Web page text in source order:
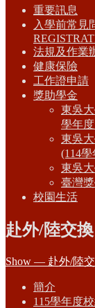
重要訊息
入學前常見
法規及作業
健康保險
工作證申請
獎助學金
東吳
學年
東吳
(114
東吳
臺灣
校園生活
赴外/陸交換
Show — 赴外/陸
簡介
115學年度